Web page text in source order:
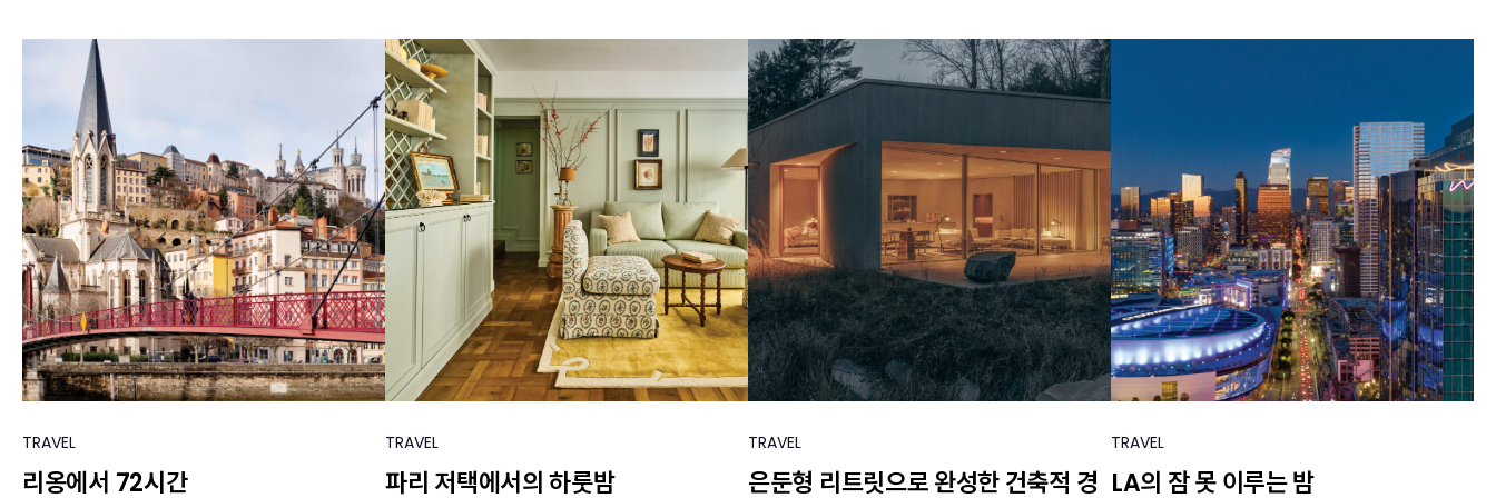
TRAVEL
리옹에서 72시간
TRAVEL
파리 저택에서의 하룻밤
TRAVEL
은둔형 리트릿으로 완성한 건축적 경
TRAVEL
LA의 잠 못 이루는 밤